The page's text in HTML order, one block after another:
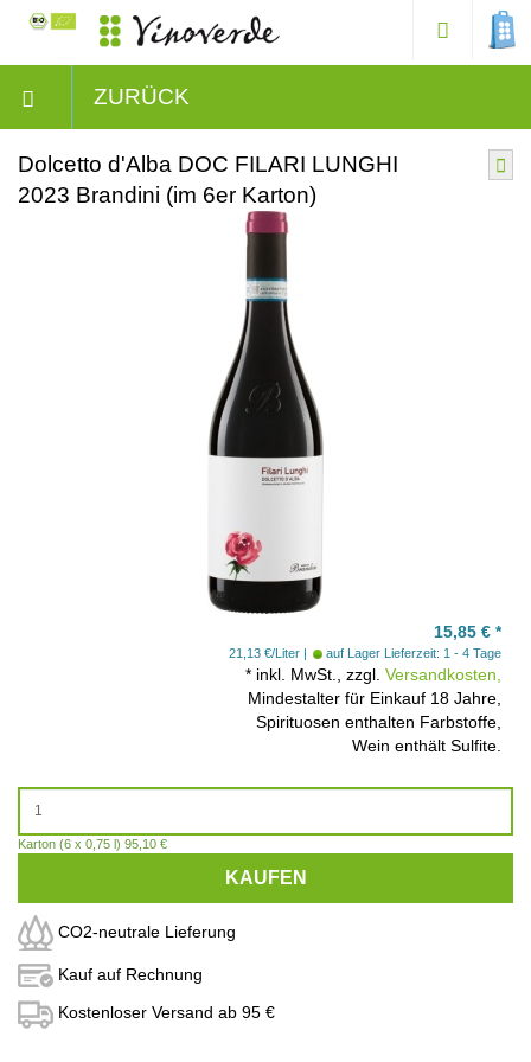
ZURÜCK
Dolcetto d'Alba DOC FILARI LUNGHI
2023 Brandini (im 6er Karton)
15,85 € *
21,13 €/Liter auf Lager Lieferzeit: 1 - 4 Tage
* inkl. MwSt., zzgl. Versandkosten,
Mindestalter für Einkauf 18 Jahre,
Spirituosen enthalten Farbstoffe,
Wein enthält Sulfite.
Karton (6 x 0,75 l) 95,10 €
KAUFEN
CO2-neutrale Lieferung
Kauf auf Rechnung
Kostenloser Versand ab 95 €